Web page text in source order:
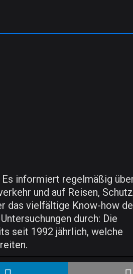
informiert regelmäßig
und auf Reisen,
das vielfältige Know-how
durch: Die
seit 1992 jährlich, welche